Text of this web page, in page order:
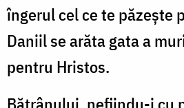
îngerul cel ce te păzește
Daniil se arăta gata a
pentru Hristos.